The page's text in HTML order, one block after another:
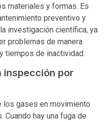
materiales y formas. Es
preventivo y
investigación científica, ya
problemas de manera
tiempos de inactividad.
inspección por
los gases en movimiento
hay una fuga de